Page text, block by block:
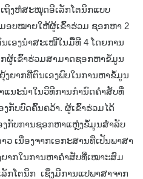
ຖິງຫໍສະໝຸດອີເລັກໂຕນິກແບບ
ມອບໝາຍໃຫ້ຜູ້ເຂົ້າຮ່ວມ ຊອກຫາ 2
ອງນໍາສະເໜີໃນມື້ທີ 4 ໂດຍການ
ຜູ້ເຂົ້າຮ່ວມສາມາດຊອກຫາຂໍ້ມູນ
ຍາກທີ່ຕົນເອງພົບໃນການຫາຂໍ້ມູນ
ແນະນໍາໃນວິທີການກໍານົດຄໍາສັບທີ່
ກັບບົດຄົ້ນຄວ້າ. ຜູ້ເຂົ້າຮ່ວມໄດ້
ກັບການຊອກຫາແຫຼ່ງຂໍ້ມູນສໍາລັບ
ເນື່ອງຈາກເອກະສານທີ່ເປັນພາສາ
າກໃນການຫາຄໍາສັບທີ່ເໝາະສົມ
ໂຕນິກ ເຊິ່ງມີການແປພາສາຈາກ